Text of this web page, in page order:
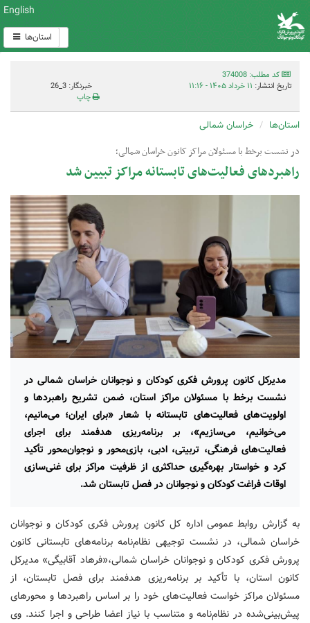
English
استان‌ها
کد مطلب: 374008
تاریخ انتشار: ۱۱ خرداد ۱۴۰۵ - ۱۱:۱۶
خبرنگار: 3_26
چاپ
استان‌ها خراسان شمالی
در نشست برخط با مسئولان مراکز کانون خراسان شمالی؛
راهبردهای فعالیت‌های تابستانه مراکز تبیین شد
مدیرکل کانون پرورش فکری کودکان و نوجوانان خراسان شمالی در
نشست برخط با مسئولان مراکز استان، ضمن تشریح راهبردها و
اولویت‌های فعالیت‌های تابستانه با شعار «برای ایران؛ می‌مانیم،
می‌خوانیم، می‌سازیم»، بر برنامه‌ریزی هدفمند برای اجرای
فعالیت‌های فرهنگی، تربیتی، ادبی، بازی‌محور و نوجوان‌محور تأکید
کرد و خواستار بهره‌گیری حداکثری از ظرفیت مراکز برای غنی‌سازی
اوقات فراغت کودکان و نوجوانان در فصل تابستان شد.
به گزارش روابط عمومی اداره کل کانون پرورش فکری کودکان و نوجوانان
خراسان شمالی، در نشست توجیهی نظام‌نامه برنامه‌های تابستانی کانون
پرورش فکری کودکان و نوجوانان خراسان شمالی،«فرهاد آقابیگی» مدیرکل
کانون استان، با تأکید بر برنامه‌ریزی هدفمند برای فصل تابستان، از
مسئولان مراکز خواست فعالیت‌های خود را بر اساس راهبردها و محورهای
پیش‌بینی‌شده در نظام‌نامه و متناسب با نیاز اعضا طراحی و اجرا کنند. وی